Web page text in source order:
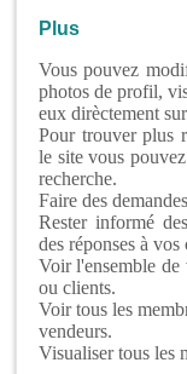
Plus
Vous pouvez
photos de profil,
eux dirèctement
Pour trouver plus
le site vous
recherche.
Faire des
Rester informé
des réponses à
Voir l'ensemble de
ou clients.
Voir tous les
vendeurs.
Visualiser tous les